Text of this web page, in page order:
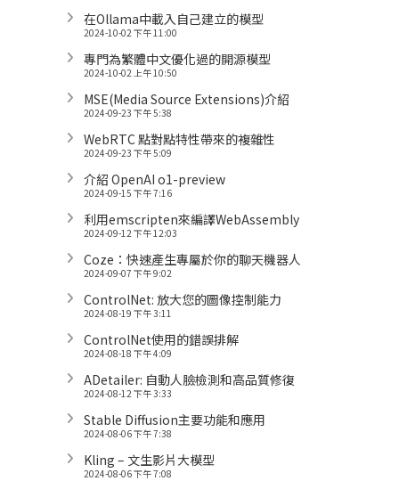
在Ollama中載入自己建立的模型
2024-10-02 下午 11:00
專門為繁體中文優化過的開源模型
2024-10-02 上午 10:50
MSE(Media Source Extensions)介紹
2024-09-23 下午 5:38
WebRTC 點對點特性帶來的複雜性
2024-09-23 下午 5:09
介紹 OpenAI o1-preview
2024-09-15 下午 7:16
利用emscripten來編譯WebAssembly
2024-09-12 下午 12:03
Coze：快速產生專屬於你的聊天機器人
2024-09-07 下午 9:02
ControlNet: 放大您的圖像控制能力
2024-08-19 下午 3:11
ControlNet使用的錯誤排解
2024-08-18 下午 4:09
ADetailer: 自動人臉檢測和高品質修復
2024-08-12 下午 3:33
Stable Diffusion主要功能和應用
2024-08-06 下午 7:38
Kling – 文生影片大模型
2024-08-06 下午 7:08